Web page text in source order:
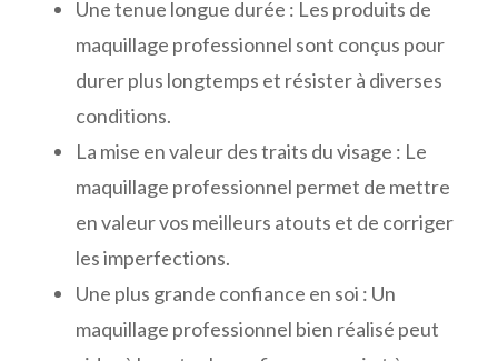
Une tenue longue durée : Les produits de
maquillage professionnel sont conçus pour
durer plus longtemps et résister à diverses
conditions.
La mise en valeur des traits du visage : Le
maquillage professionnel permet de mettre
en valeur vos meilleurs atouts et de corriger
les imperfections.
Une plus grande confiance en soi : Un
maquillage professionnel bien réalisé peut